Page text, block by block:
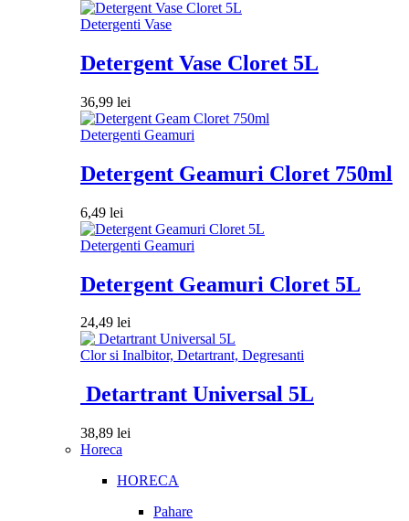
Detergenti Vase
Detergent Vase Cloret 5L
36,99 lei
Detergenti Geamuri
Detergent Geamuri Cloret 750ml
6,49 lei
Detergenti Geamuri
Detergent Geamuri Cloret 5L
24,49 lei
Clor si Inalbitor, Detartrant, Degresanti
Detartrant Universal 5L
38,89 lei
Horeca
HORECA
Pahare